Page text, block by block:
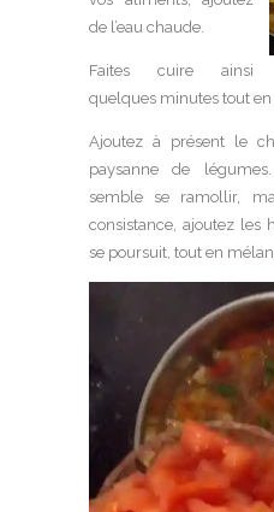
de l’eau chaude.
Faites cuire ainsi
quelques minutes tout
Ajoutez à présent le
paysanne de
semble se ramollir,
consistance, ajoutez les
se poursuit, tout en